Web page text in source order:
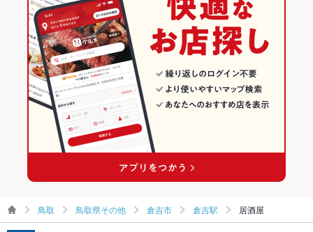
鳥取 鳥取県その他 倉吉市 倉吉駅 居酒屋